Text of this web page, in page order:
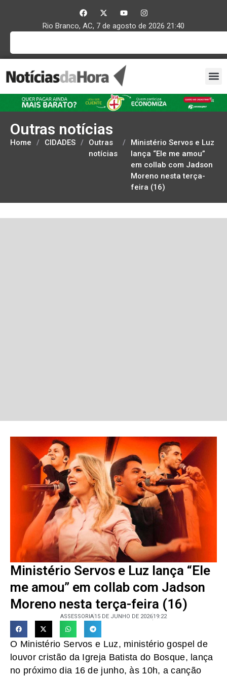
Rio Branco, AC, 7 de agosto de 2026 21:40
Outras notícias
Home / CIDADES /
Outras
notícias
/
Ministério Servos e Luz
lança “Ele me amou”
em collab com Jadson
Moreno nesta terça-
feira (16)
Ministério Servos e Luz lança “Ele
me amou” em collab com Jadson
Moreno nesta terça-feira (16)
ASSESSORIA15 DE JUNHO DE 202619:22
O Ministério Servos e Luz, ministério gospel de
louvor cristão da Igreja Batista do Bosque, lança
no próximo dia 16 de junho, às 10h, a canção